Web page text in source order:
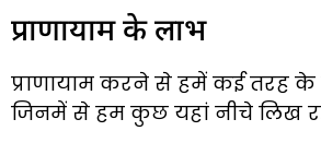
प्राणायाम के लाभ
प्राणायाम करने से हमें कई तरह के
जिनमें से हम कुछ यहां नीचे लिख